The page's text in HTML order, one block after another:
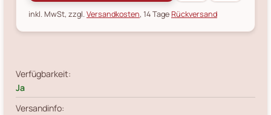
inkl. MwSt, zzgl.Versandkosten, 14 TageRückversand
Verfügbarkeit:
Ja
Versandinfo: